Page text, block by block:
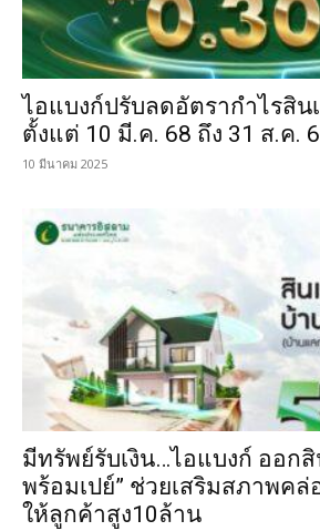
ไอแบงก์ปรับลดอัตรากำไรสิน
ตั้งแต่ 10 มี.ค. 68 ถึง 31 ส.ค.
10 มีนาคม 2025
มีทรัพย์รับเงิน…ไอแบงก์ ออกสิ
พร้อมเปย์” ช่วยเสริมสภาพคล่
ให้ลูกค้าสูง10ล้าน